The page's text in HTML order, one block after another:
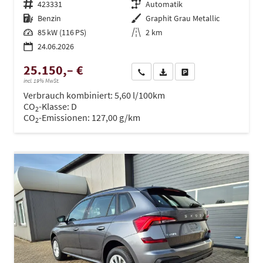
Fahrzeugnr. 423331 Getriebe Automatik
Kraftstoff Benzin Außenfarbe Graphit Grau Metallic
Leistung 85 kW (116 PS) Kilometerstand 2 km
24.06.2026
25.150,– €
incl. 19% MwSt.
Wir rufen Sie anPDF-Datei, Fahrzeugexposé
Verbrauch kombiniert: 5,60 l/100km
CO2-Klasse: D
CO2-Emissionen: 127,00 g/km